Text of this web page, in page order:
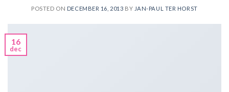
POSTED ON DECEMBER 16, 2013 BY JAN-PAUL TER HORST
16
dec